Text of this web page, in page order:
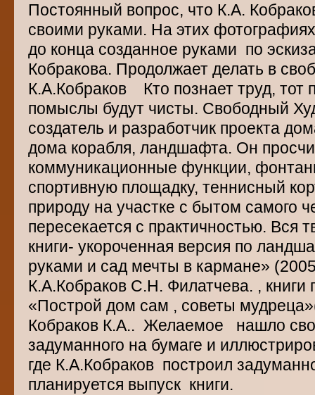
Постоянный вопрос, что К.А.
своими руками. На этих
до конца созданное руками по
Кобракова. Продолжает делать в
К.А.Кобраков Кто познает труд, тот
помыслы будут чисты. Свободный
создатель и разработчик проекта
дома корабля, ландшафта. Он
коммуникационные функции,
спортивную площадку, теннисный
природу на участке с бытом самого
пересекается с практичностью. Вся
книги- укороченная версия по
руками и сад мечты в кармане»
К.А.Кобраков С.Н. Филатчева. , книги
«Построй дом сам , советы
Кобраков К.А.. Желаемое нашло
задуманного на бумаге и
где К.А.Кобраков построил
планируется выпуск книги.